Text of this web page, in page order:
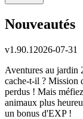
Nouveautés
v1.90.1 2026-07-31
Aventures au jardin
cache-t-il ? Mission
perdus ! Mais
animaux plus
un bonus d'EXP !